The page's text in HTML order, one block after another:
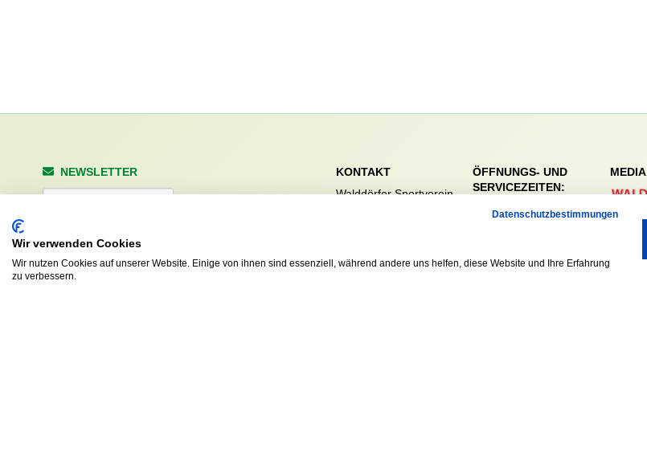
Datenschutzbestimmungen
Wir verwenden Cookies
Wir nutzen Cookies auf unserer Website. Einige von ihnen sind essenziell, während andere uns helfen, diese Website und Ihre Erfahrung
zu verbessern.
NEWSLETTER
Anrede
Abonnieren
KONTAKT
Walddörfer Sportverein
info@walddoerfer-
ÖFFNUNGS- UND
SERVICEZEITEN:
Mo. – Fr. 8:00 – 22:00
Uhr
MEDIA